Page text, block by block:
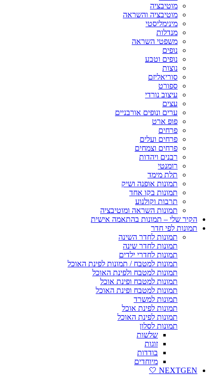
מוטיבציה
מוטיבציה והשראה
מינימליסטי
מנדלות
משפטי השראה
נופים
נופים וטבע
נוצות
סוריאליזם
ספורט
עיצוב נורדי
עצים
ערים ונופים אורבניים
פופ ארט
פרחים
פרחים ועלים
פרחים וצמחים
רבנים ויהדות
רומנטי
תלת מימד
תמונות אופנה ושיק
תמונות בקו אחד
תרבות וקולנוע
תמונות השראה ומוטיבציה
הקיר שלי – תמונות בהתאמה אישית
תמונות לפי חדר
תמונות לחדר השינה
תמונות לחדר שינה
תמונות לחדרי ילדים
תמונות למטבח / תמונות לפינת האוכל
תמונות למטבח ולפינת האוכל
תמונות למטבח ופינת אוכל
תמונות למטבח ופינת האוכל
תמונות למשרד
תמונות לפינת אוכל
תמונות לפינת האוכל
תמונות לסלון
שלשות
זוגות
בודדות
מיוחדים
NEXTGEN 🤍